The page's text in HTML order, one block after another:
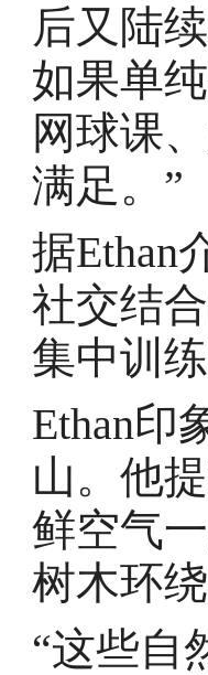
后又陆
如果单
网球课
满足。”
据Ethan
社交结
集中训练
Ethan印
山。他
鲜空气
树木环绕
“这些自